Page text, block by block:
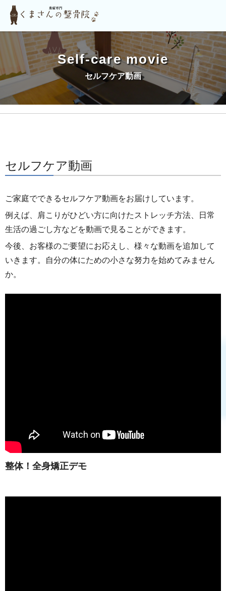
Self-care movie
セルフケア動画
セルフケア動画
ご家庭でできるセルフケア動画をお届けしています。
例えば、肩こりがひどい方に向けたストレッチ方法、日常
生活の過ごし方などを動画で見ることができます。
今後、お客様のご要望にお応えし、様々な動画を追加して
いきます。自分の体にための小さな努力を始めてみません
か。
整体！全身矯正デモ